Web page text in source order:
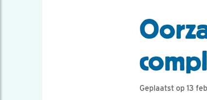
Geplaatst op 13